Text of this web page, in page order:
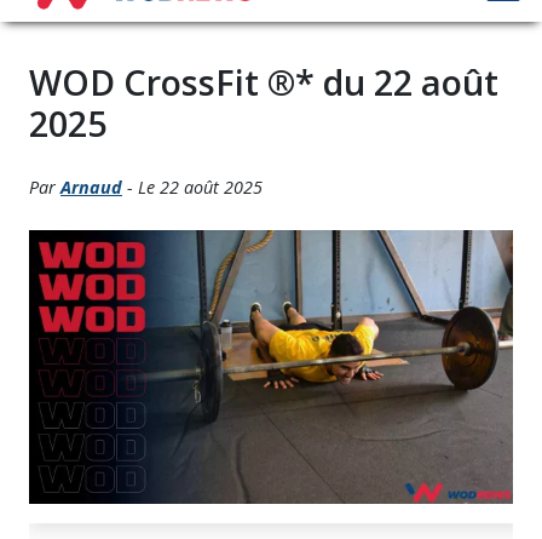
WOD CrossFit ®* du 22 août
2025
ParArnaud - Le 22 août 2025